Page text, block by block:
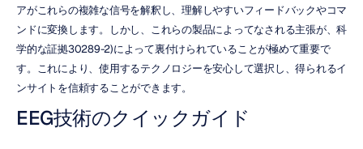
アがこれらの複雑な信号を解釈し、理解しやすいフィードバックやコマ
ンドに変換します。しかし、これらの製品によってなされる主張が、科
学的な証拠30289-2)によって裏付けられていることが極めて重要で
す。これにより、使用するテクノロジーを安心して選択し、得られるイ
ンサイトを信頼することができます。
EEG技術のクイックガイド